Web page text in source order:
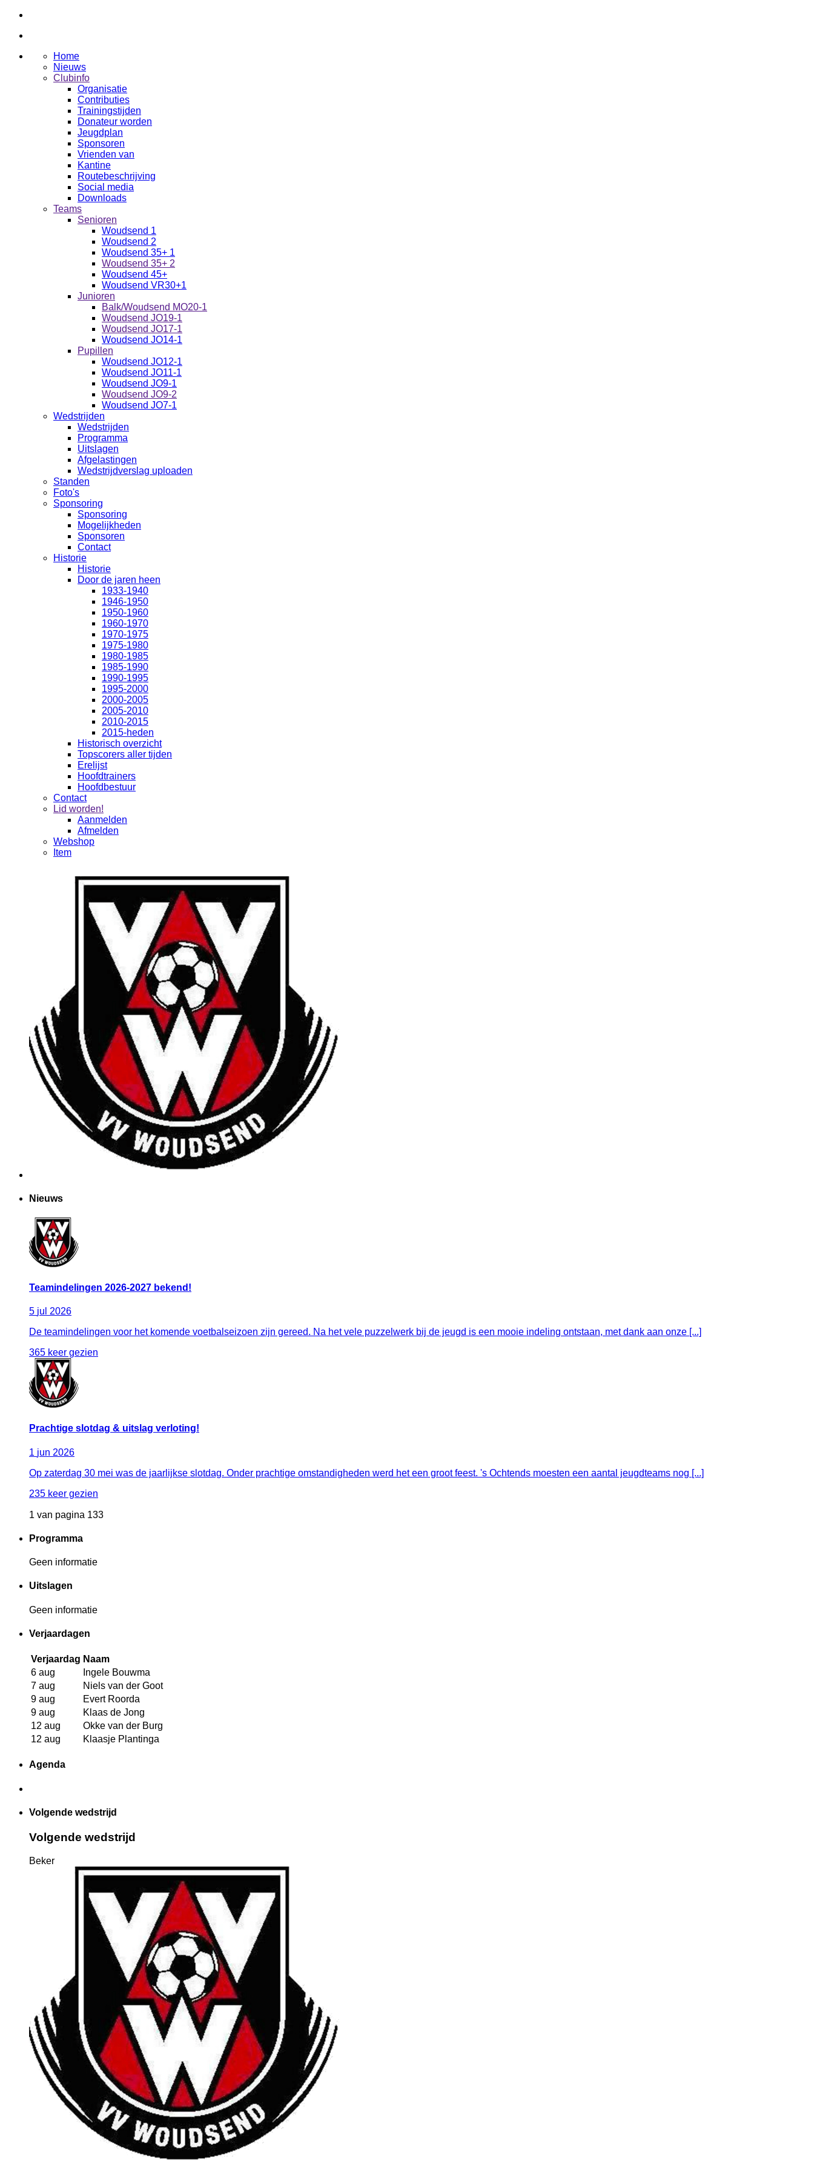
Home
Nieuws
Clubinfo
Organisatie
Contributies
Trainingstijden
Donateur worden
Jeugdplan
Sponsoren
Vrienden van
Kantine
Routebeschrijving
Social media
Downloads
Teams
Senioren
Woudsend 1
Woudsend 2
Woudsend 35+ 1
Woudsend 35+ 2
Woudsend 45+
Woudsend VR30+1
Junioren
Balk/Woudsend MO20-1
Woudsend JO19-1
Woudsend JO17-1
Woudsend JO14-1
Pupillen
Woudsend JO12-1
Woudsend JO11-1
Woudsend JO9-1
Woudsend JO9-2
Woudsend JO7-1
Wedstrijden
Wedstrijden
Programma
Uitslagen
Afgelastingen
Wedstrijdverslag uploaden
Standen
Foto's
Sponsoring
Sponsoring
Mogelijkheden
Sponsoren
Contact
Historie
Historie
Door de jaren heen
1933-1940
1946-1950
1950-1960
1960-1970
1970-1975
1975-1980
1980-1985
1985-1990
1990-1995
1995-2000
2000-2005
2005-2010
2010-2015
2015-heden
Historisch overzicht
Topscorers aller tijden
Erelijst
Hoofdtrainers
Hoofdbestuur
Contact
Lid worden!
Aanmelden
Afmelden
Webshop
Item
Nieuws
Teamindelingen 2026-2027 bekend!
5 jul 2026
De teamindelingen voor het komende voetbalseizoen zijn gereed. Na het vele puzzelwerk bij de jeugd is een mooie indeling ontstaan, met dank aan onze [...]
365 keer gezien
Prachtige slotdag & uitslag verloting!
1 jun 2026
Op zaterdag 30 mei was de jaarlijkse slotdag. Onder prachtige omstandigheden werd het een groot feest. 's Ochtends moesten een aantal jeugdteams nog [...]
235 keer gezien
1 van pagina 133
Programma
Geen informatie
Uitslagen
Geen informatie
Verjaardagen
Verjaardag Naam
6 aug
Ingele Bouwma
7 aug
Niels van der Goot
9 aug
Evert Roorda
9 aug
Klaas de Jong
12 aug
Okke van der Burg
12 aug
Klaasje Plantinga
Agenda
Volgende wedstrijd
Volgende wedstrijd
Beker